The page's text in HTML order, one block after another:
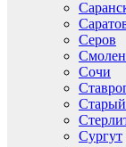
Серов
Сочи
Сургут